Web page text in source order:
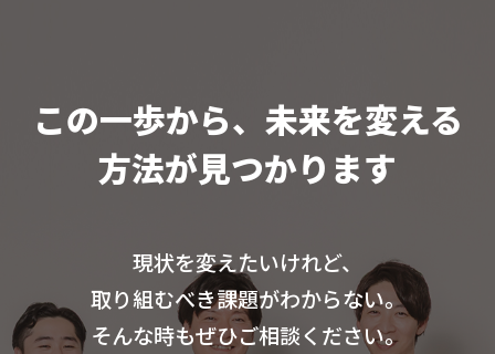
この一歩から、未来を変える
方法が見つかります
現状を変えたいけれど、
取り組むべき課題がわからない。
そんな時もぜひご相談ください。